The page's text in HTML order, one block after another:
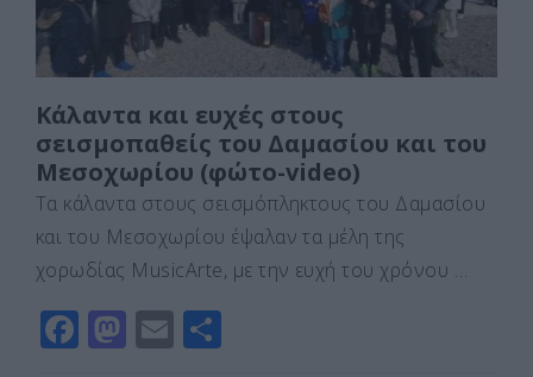
Κάλαντα και ευχές στους
σεισμοπαθείς του Δαμασίου και του
Μεσοχωρίου (φώτο-video)
Τα κάλαντα στους σεισμόπληκτους του Δαμασίου
και του Μεσοχωρίου έψαλαν τα μέλη της
χορωδίας MusicArte, με την ευχή του χρόνου …
F M E